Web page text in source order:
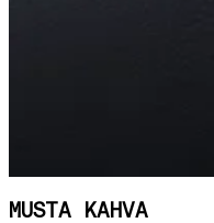
MUSTA KAHVA